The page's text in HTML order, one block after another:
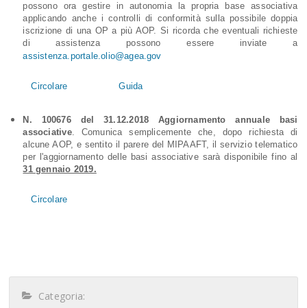
possono ora gestire in autonomia la propria base associativa
applicando anche i controlli di conformità sulla possibile doppia
iscrizione di una OP a più AOP. Si ricorda che eventuali richieste
di assistenza possono essere inviate a
assistenza.portale.olio@agea.gov
Circolare Guida
N. 100676 del 31.12.2018 Aggiornamento annuale basi
associative. Comunica semplicemente che, dopo richiesta di
alcune AOP, e sentito il parere del MIPAAFT, il servizio telematico
per l'aggiornamento delle basi associative sarà disponibile fino al
31 gennaio 2019.
Circolare
Categoria: